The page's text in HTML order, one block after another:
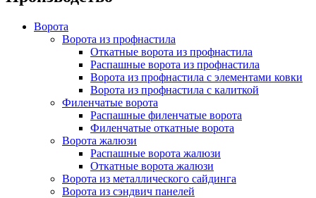
Ворота
Ворота из профнастила
Откатные ворота из профнастила
Распашные ворота из профнастила
Ворота из профнастила с элементами ковки
Ворота из профнастила с калиткой
Филенчатые ворота
Распашные филенчатые ворота
Филенчатые откатные ворота
Ворота жалюзи
Распашные ворота жалюзи
Откатные ворота жалюзи
Ворота из металлического сайдинга
Ворота из сэндвич панелей